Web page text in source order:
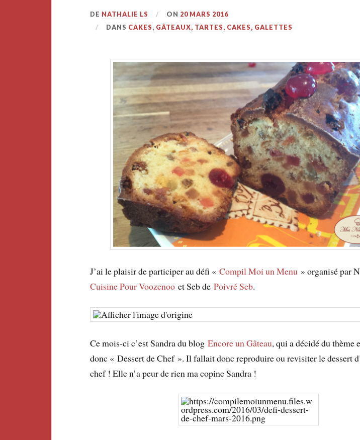
DE NATHALIE LS ON 20 MARS 2016
DANS CAKES, GÂTEAUX, TARTES, CAKES, GALETTES
J’ai le plaisir de participer au défi «Compil Moi un Menu » organisé par
Cuisine Pour Voozenoo et Seb dePoivré Seb.
Ce mois-ci c’est Sandra du blogEncore un Gâteau, qui a décidé du thème
donc « Dessert de Chef ». Il fallait donc reproduire ou revisiter le dessert
chef ! Elle n’a peur de rien ma copine Sandra !